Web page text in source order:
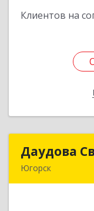
Клиентов на
Даудова
Югорск